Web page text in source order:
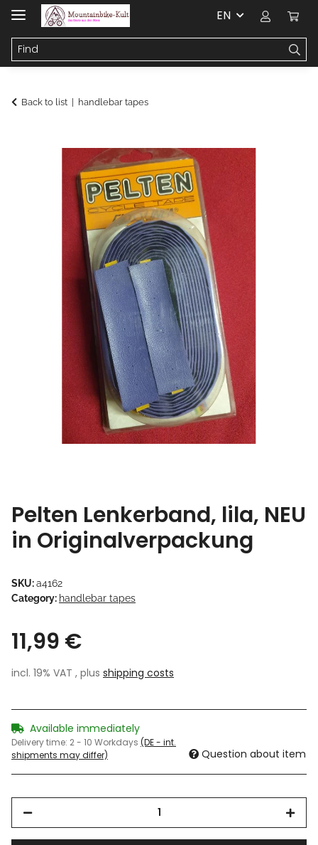
EN
Back to list handlebar tapes
Pelten Lenkerband, lila, NEU
in Originalverpackung
SKU:a4162
Category: handlebar tapes
11,99 €
incl. 19% VAT , plus shipping costs
Available immediately
Delivery time: 2 - 10 Workdays (DE - int.
shipments may differ)
Question about item